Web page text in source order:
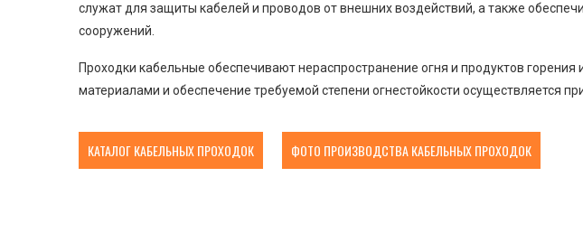
служат для защиты кабелей и проводов от внешних воздействий, а также
сооружений.
Проходки кабельные обеспечивают нераспространение огня и продуктов
материалами и обеспечение требуемой степени огнестойкости осуществляется
КАТАЛОГ КАБЕЛЬНЫХ ПРОХОДОК ФОТО ПРОИЗВОДСТВА КАБЕЛЬНЫХ ПРОХОДОК